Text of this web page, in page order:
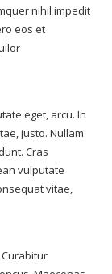
nihil impedit
eos et
eget, arcu. In
justo. Nullam
Cras
vulputate
vitae,